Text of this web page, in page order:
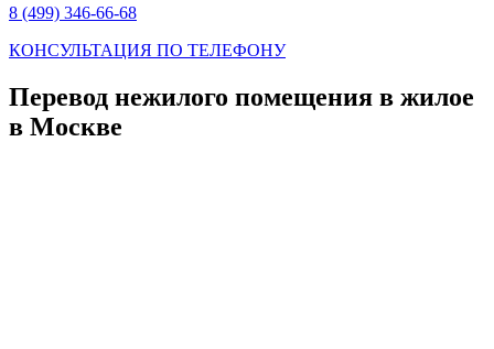
8 (499) 346-66-68
КОНСУЛЬТАЦИЯ ПО ТЕЛЕФОНУ
Перевод нежилого помещения в жилое
в Москве